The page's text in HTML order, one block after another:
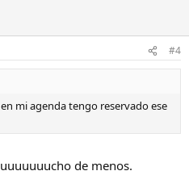
#4
mi agenda tengo reservado ese
de menos.